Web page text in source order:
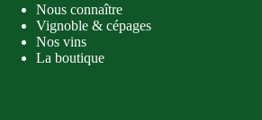
Nous connaître
Vignoble & cépages
Nos vins
La boutique